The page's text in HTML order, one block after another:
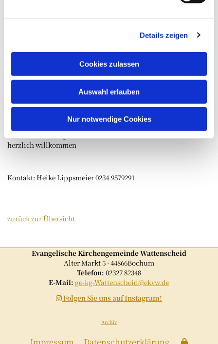
Details zeigen
Cookies zulassen
Auswahl erlauben
Nur notwendige Cookies
bietet das Kirchcafé im Foyer
Barbara Gretzki und
Heike Lippsmeier haben
es sich zur Aufgabe gemacht, ihre Gäste
mit liebevoller Aufmerksamkeit zu umsorgen und es allen
gemütlich zu machen. Viele
herzlich willkommen
Kontakt: Heike Lippsmeier 0234.9579291
zurück zur Übersicht
Evangelische Kirchengemeinde Wattenscheid
Alter Markt 5 · 44866Bochum
Telefon: 02327 82348
E-Mail: ge-kg-Wattenscheid@ekvw.de
 Folgen Sie uns auf Instagram!
Archiv